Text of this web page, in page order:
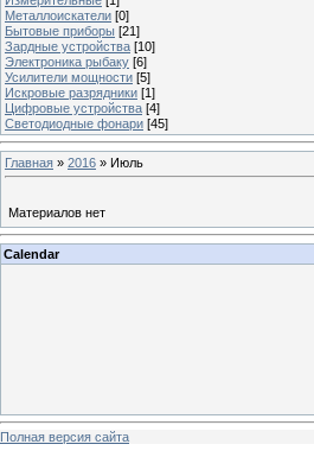
Металлоискатели [0]
Бытовые приборы [21]
Зардные устройства [10]
Электроника рыбаку [6]
Усилители мощности [5]
Искровые разрядники [1]
Цифровые устройства [4]
Светодиодные фонари [45]
Главная » 2016 » Июль
Материалов нет
Calendar
Полная версия сайта